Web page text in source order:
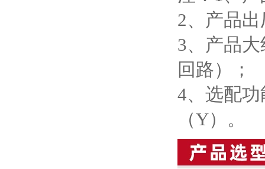
2、产品
3、产品
回路）；
4、选配
（Y）。